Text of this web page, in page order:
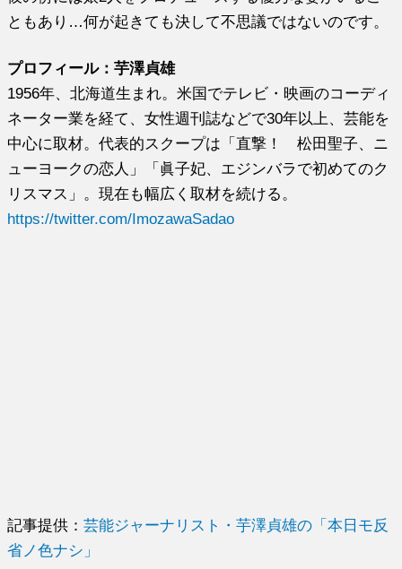
ともあり…何が起きても決して不思議ではないのです。
プロフィール：芋澤貞雄
1956年、北海道生まれ。米国でテレビ・映画のコーディ
ネーター業を経て、女性週刊誌などで30年以上、芸能を
中心に取材。代表的スクープは「直撃！ 松田聖子、ニ
ューヨークの恋人」「眞子妃、エジンバラで初めてのク
リスマス」。現在も幅広く取材を続ける。
https://twitter.com/ImozawaSadao
記事提供：芸能ジャーナリスト・芋澤貞雄の「本日モ反
省ノ色ナシ」